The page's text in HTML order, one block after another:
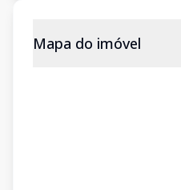
Mapa do imóvel